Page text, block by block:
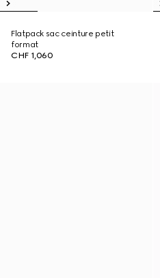
Flatpack sac ceinture petit
format
CHF 1,060